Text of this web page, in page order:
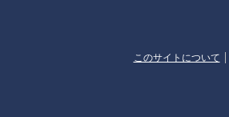
このサイトについて